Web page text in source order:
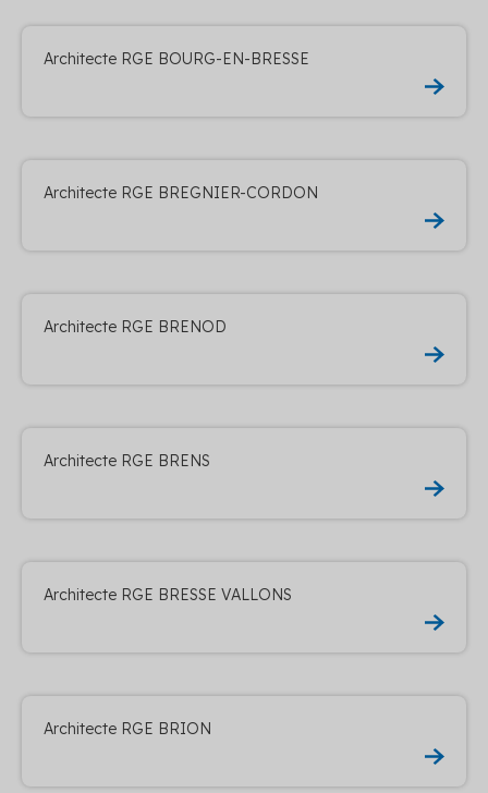
Architecte RGE BOURG-EN-BRESSE
Architecte RGE BREGNIER-CORDON
Architecte RGE BRENOD
Architecte RGE BRENS
Architecte RGE BRESSE VALLONS
Architecte RGE BRION